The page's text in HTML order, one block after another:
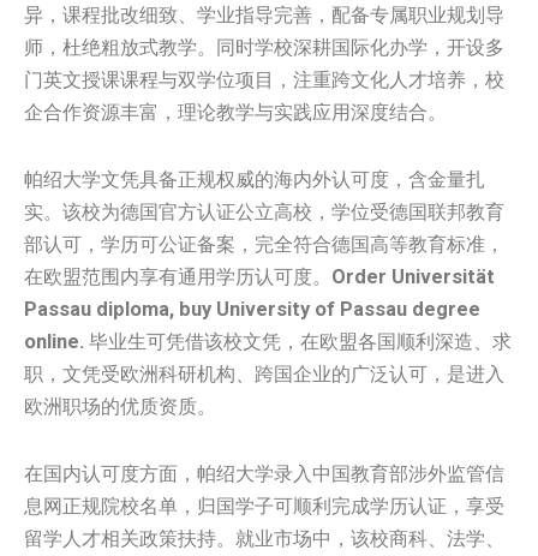
异，课程批改细致、学业指导完善，配备专属职业规划导
师，杜绝粗放式教学。同时学校深耕国际化办学，开设多
门英文授课课程与双学位项目，注重跨文化人才培养，校
企合作资源丰富，理论教学与实践应用深度结合。
帕绍大学文凭具备正规权威的海内外认可度，含金量扎
实。该校为德国官方认证公立高校，学位受德国联邦教育
部认可，学历可公证备案，完全符合德国高等教育标准，
在欧盟范围内享有通用学历认可度。 Order Universität
Passau diploma, buy University of Passau degree
online. 毕业生可凭借该校文凭，在欧盟各国顺利深造、求
职，文凭受欧洲科研机构、跨国企业的广泛认可，是进入
欧洲职场的优质资质。
在国内认可度方面，帕绍大学录入中国教育部涉外监管信
息网正规院校名单，归国学子可顺利完成学历认证，享受
留学人才相关政策扶持。就业市场中，该校商科、法学、